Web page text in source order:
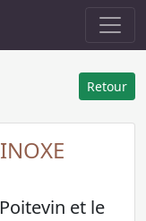
Retour
et le